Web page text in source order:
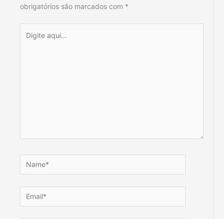
obrigatórios são marcados com *
aqui...
Name*
Email*